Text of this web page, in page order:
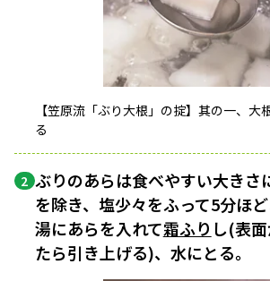
【笠原流「ぶり大根」の掟】其の一、大
る
2 ぶりのあらは食べやすい大きさ
を除き、塩少々をふって5分ほ
湯にあらを入れて霜ふり し(表
たら引き上げる)、水にとる。